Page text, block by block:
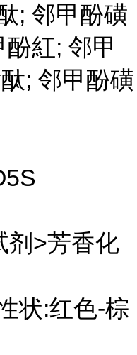
; 邻甲酚磺
紅; 邻甲
; 邻甲酚磺
剂>芳香化
状:红色-棕